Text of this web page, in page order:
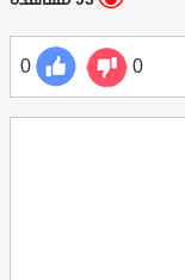
0
0